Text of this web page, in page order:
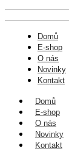
Domů
E-shop
O nás
Novinky
Kontakt
Domů
E-shop
O nás
Novinky
Kontakt